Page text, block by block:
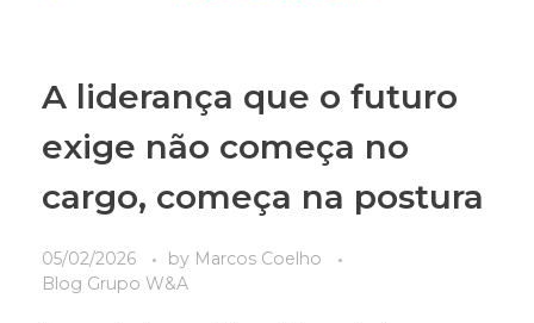
A liderança que o futuro
exige não começa no
cargo, começa na postura
05/02/2026 by Marcos Coelho
Blog Grupo W&A